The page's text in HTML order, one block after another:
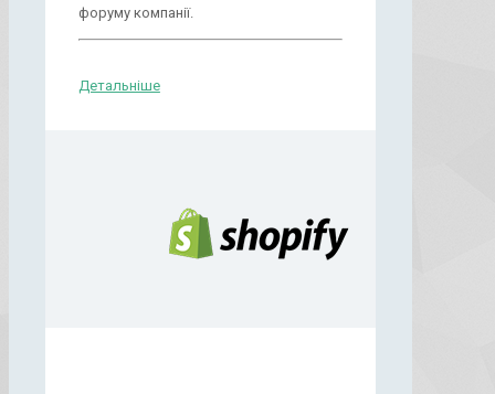
форуму компанії.
Детальніше